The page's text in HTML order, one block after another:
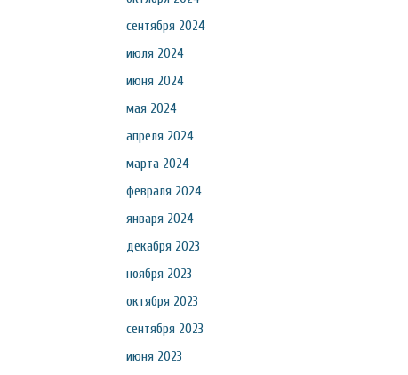
сентября 2024
июля 2024
июня 2024
мая 2024
апреля 2024
марта 2024
февраля 2024
января 2024
декабря 2023
ноября 2023
октября 2023
сентября 2023
июня 2023